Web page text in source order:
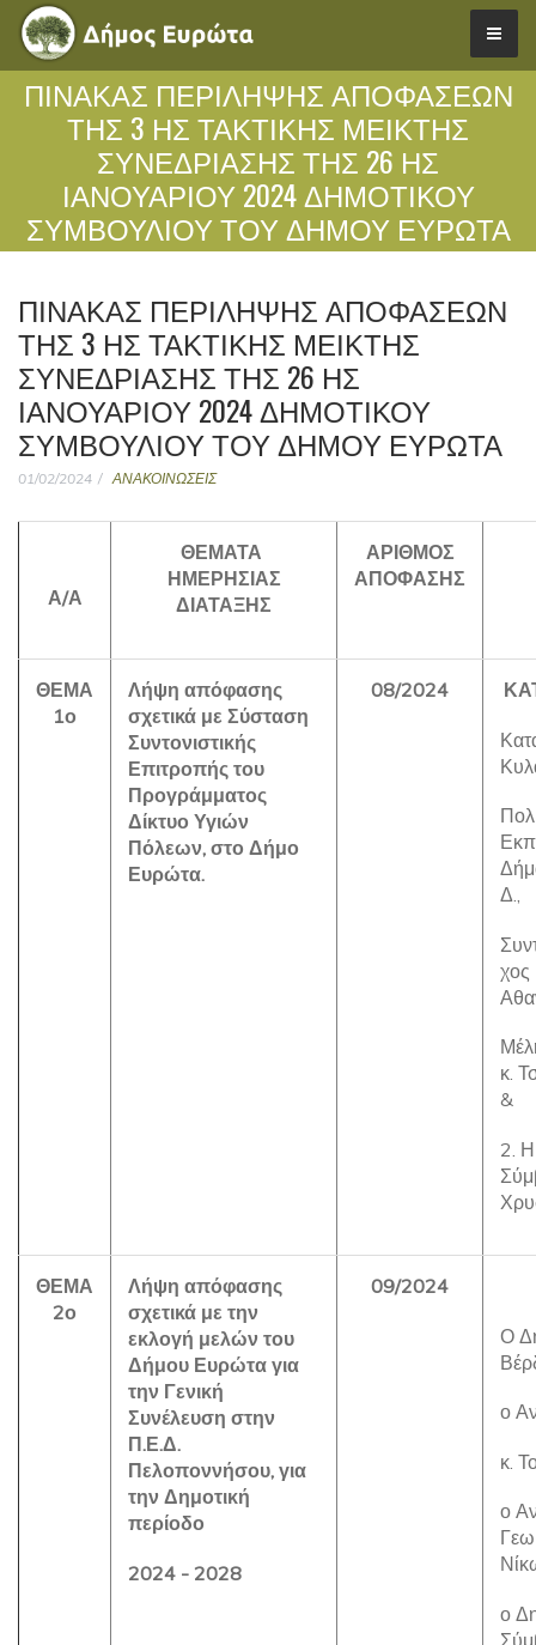
ΠΙΝΑΚΑΣ ΠΕΡΙΛΗΨΗΣ ΑΠΟΦΑΣΕΩΝ
ΤΗΣ 3 ΗΣ ΤΑΚΤΙΚΗΣ ΜΕΙΚΤΗΣ
ΣΥΝΕΔΡΙΑΣΗΣ ΤΗΣ 26 ΗΣ
ΙΑΝΟΥΑΡΙΟΥ 2024 ΔΗΜΟΤΙΚΟΥ
ΣΥΜΒΟΥΛΙΟΥ ΤΟΥ ΔΗΜΟΥ ΕΥΡΩΤΑ
ΠΙΝΑΚΑΣ ΠΕΡΙΛΗΨΗΣ ΑΠΟΦΑΣΕΩΝ
ΤΗΣ 3 ΗΣ ΤΑΚΤΙΚΗΣ ΜΕΙΚΤΗΣ
ΣΥΝΕΔΡΙΑΣΗΣ ΤΗΣ 26 ΗΣ
ΙΑΝΟΥΑΡΙΟΥ 2024 ΔΗΜΟΤΙΚΟΥ
ΣΥΜΒΟΥΛΙΟΥ ΤΟΥ ΔΗΜΟΥ ΕΥΡΩΤΑ
01/02/2024 ΑΝΑΚΟΙΝΩΣΕΙΣ
Α/Α
ΘΕΜΑΤΑ
ΗΜΕΡΗΣΙΑΣ
ΔΙΑΤΑΞΗΣ
ΑΡΙΘΜΟΣ
ΑΠΟΦΑΣΗΣ
ΘΕΜΑ
1ο
Λήψη απόφασης
σχετικά με Σύσταση
Συντονιστικής
Επιτροπής του
Προγράμματος
Δίκτυο Υγιών
Πόλεων, στο Δήμο
Ευρώτα.
08/2024
Δ.,
χος
κ.
&
2.
ΘΕΜΑ
2ο
Λήψη απόφασης
σχετικά με την
εκλογή μελών του
Δήμου Ευρώτα για
την Γενική
Συνέλευση στην
Π.Ε.Δ.
Πελοποννήσου, για
την Δημοτική
περίοδο
2024 - 2028
09/2024
Ο
ο
κ.
ο
ο